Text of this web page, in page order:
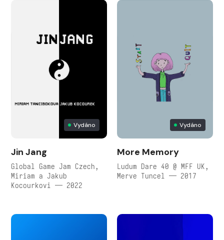
Vydáno
Jin Jang
Global Game Jam Czech,
Miriam a Jakub
Kocourkovi — 2022
Vydáno
More Memory
Ludum Dare 40 @ MFF UK,
Merve Tuncel — 2017